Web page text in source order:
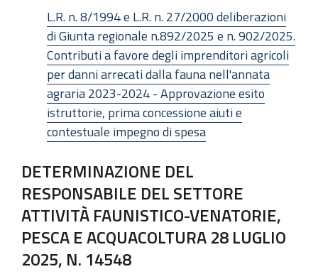
L.R. n. 8/1994 e L.R. n. 27/2000 deliberazioni
di Giunta regionale n.892/2025 e n. 902/2025.
Contributi a favore degli imprenditori agricoli
per danni arrecati dalla fauna nell'annata
agraria 2023-2024 - Approvazione esito
istruttorie, prima concessione aiuti e
contestuale impegno di spesa
DETERMINAZIONE DEL
RESPONSABILE DEL SETTORE
ATTIVITÀ FAUNISTICO-VENATORIE,
PESCA E ACQUACOLTURA 28 LUGLIO
2025, N. 14548